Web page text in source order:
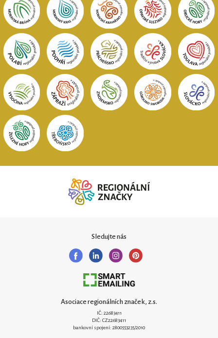
Sledujte nás
Asociace regionálních značek, z.s.
IČ: 22683411
DIČ: CZ22683411
bankovní spojení: 2800553235/2010